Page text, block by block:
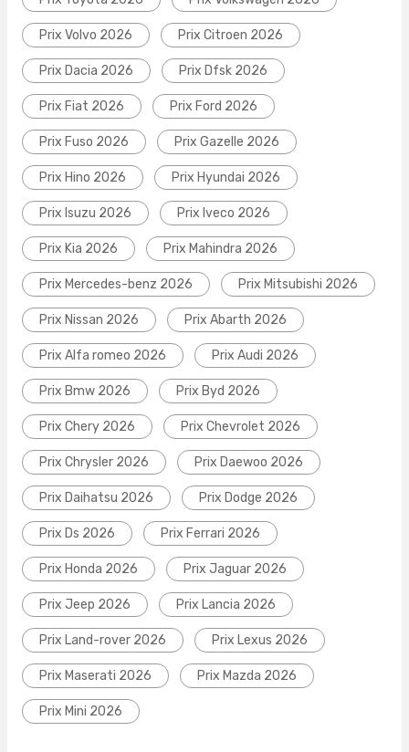
Prix Volvo 2026 Prix Citroen 2026
Prix Dacia 2026 Prix Dfsk 2026
Prix Fiat 2026 Prix Ford 2026
Prix Fuso 2026 Prix Gazelle 2026
Prix Hino 2026 Prix Hyundai 2026
Prix Isuzu 2026 Prix Iveco 2026
Prix Kia 2026 Prix Mahindra 2026
Prix Mercedes-benz 2026 Prix Mitsubishi 2026
Prix Nissan 2026 Prix Abarth 2026
Prix Alfa romeo 2026 Prix Audi 2026
Prix Bmw 2026 Prix Byd 2026
Prix Chery 2026 Prix Chevrolet 2026
Prix Chrysler 2026 Prix Daewoo 2026
Prix Daihatsu 2026 Prix Dodge 2026
Prix Ds 2026 Prix Ferrari 2026
Prix Honda 2026 Prix Jaguar 2026
Prix Jeep 2026 Prix Lancia 2026
Prix Land-rover 2026 Prix Lexus 2026
Prix Maserati 2026 Prix Mazda 2026
Prix Mini 2026